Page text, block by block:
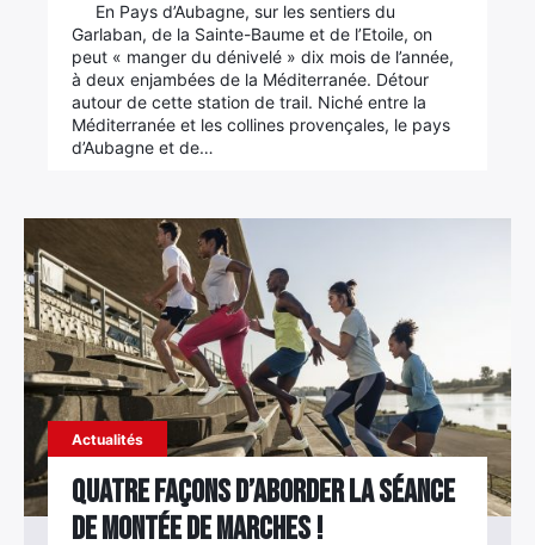
En Pays d’Aubagne, sur les sentiers du
Garlaban, de la Sainte-Baume et de l’Etoile, on
peut « manger du dénivelé » dix mois de l’année,
à deux enjambées de la Méditerranée. Détour
autour de cette station de trail. Niché entre la
Méditerranée et les collines provençales, le pays
d’Aubagne et de…
Actualités
Quatre façons d’aborder la séance
de montée de marches !